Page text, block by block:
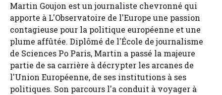
Martin Goujon est un journaliste chevronné qui
apporte à L'Observatoire de l'Europe une passion
contagieuse pour la politique européenne et une
plume affûtée. Diplômé de l'École de journalisme
de Sciences Po Paris, Martin a passé la majeure
partie de sa carrière à décrypter les arcanes de
l'Union Européenne, de ses institutions à ses
politiques. Son parcours l'a conduit à voyager à